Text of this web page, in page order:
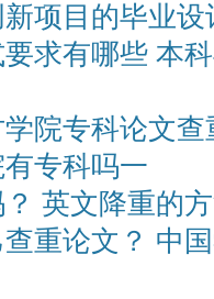
项目的毕业
求有哪些 本
院专科论文
专科吗一
英文降重的
重论文？ 中